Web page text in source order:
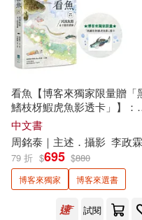
選
作者 (可複選)
李政霖(10)
胡冠中(3) 吳
周銘泰｜主述．攝影
看魚【博客來獨家限量贈「
鰭枝枒鰕虎魚影透卡」】：
灣第一本河溪魚類水下踏查實
錄
中文書
周銘泰｜主述．攝影 李政霖
79 折 $695 $880
博客來獨家 博客來選書
試閱